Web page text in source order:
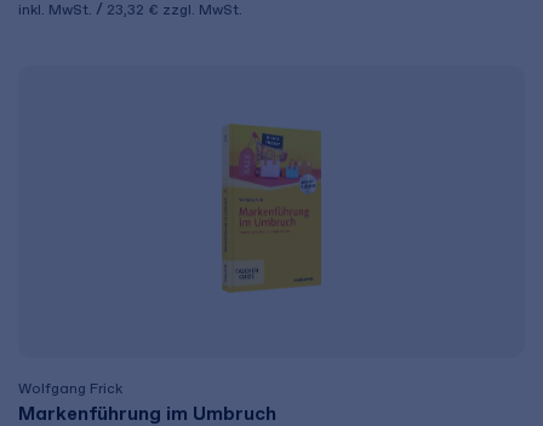
inkl. MwSt. 23,32 € zzgl. MwSt.
Wolfgang Frick
Markenführung im Umbruch